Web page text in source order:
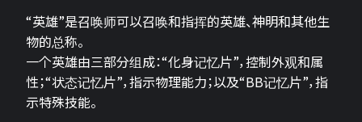
“英雄”是召唤师可以召唤和指挥的英雄、神明和其他生
物的总称。
一个英雄由三部分组成：“化身记忆片”，控制外观和属
性；“状态记忆片”，指示物理能力；以及“BB记忆片”，指
示特殊技能。